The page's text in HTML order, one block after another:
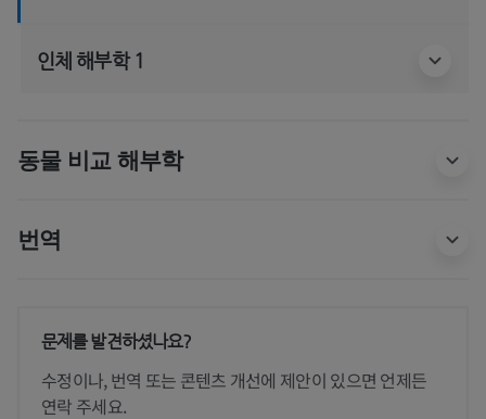
인체 해부학 1
동물 비교 해부학
번역
문제를 발견하셨나요?
수정이나, 번역 또는 콘텐츠 개선에 제안이 있으면 언제든
연락 주세요.